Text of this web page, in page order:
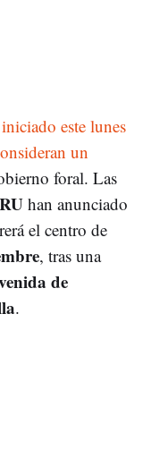
este lunes
un
foral. Las
han anunciado
el centro de
, tras una
de
.